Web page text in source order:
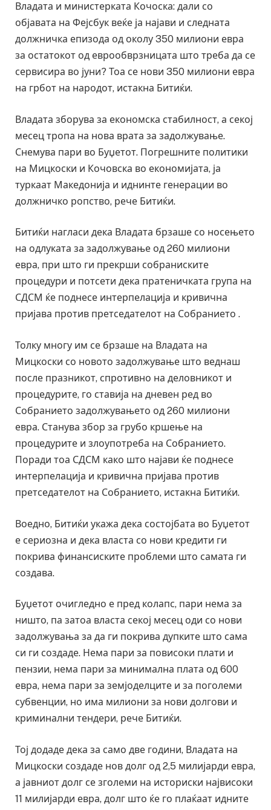
Владата и министерката Кочоска: дали со
објавата на Фејсбук веќе ја најави и следната
должничка епизода од околу 350 милиони евра
за остатокот од еврообврзницата што треба да се
сервисира во јуни? Тоа се нови 350 милиони евра
на грбот на народот, истакна Битиќи.
Владата зборува за економска стабилност, а секој
месец тропа на нова врата за задолжување.
Снемува пари во Буџетот. Погрешните политики
на Мицкоски и Кочовска во економијата, ја
туркаат Македонија и иднинте генерации во
должничко ропство, рече Битиќи.
Битиќи нагласи дека Владата брзаше со носењето
на одлуката за задолжување од 260 милиони
евра, при што ги прекрши собраниските
процедури и потсети дека пратеничката група на
СДСМ ќе поднесе интерпелација и кривична
пријава против претседателот на Собранието .
Толку многу им се брзаше на Владата на
Мицкоски со новото задолжување што веднаш
после празникот, спротивно на деловникот и
процедурите, го ставија на дневен ред во
Собранието задолжувањето од 260 милиони
евра. Станува збор за грубо кршење на
процедурите и злоупотреба на Собранието.
Поради тоа СДСМ како што најави ќе поднесе
интерпелација и кривична пријава против
претседателот на Собранието, истакна Битиќи.
Воедно, Битиќи укажа дека состојбата во Буџетот
е сериозна и дека власта со нови кредити ги
покрива финансиските проблеми што самата ги
создава.
Буџетот очигледно е пред колапс, пари нема за
ништо, па затоа власта секој месец оди со нови
задолжувања за да ги покрива дупките што сама
си ги создаде. Нема пари за повисоки плати и
пензии, нема пари за минимална плата од 600
евра, нема пари за земјоделците и за поголеми
субвенции, но има милиони за нови долгови и
криминални тендери, рече Битиќи.
Тој додаде дека за само две години, Владата на
Мицкоски создаде нов долг од 2,5 милијарди евра,
а јавниот долг се зголеми на историски највисоки
11 милијарди евра, долг што ќе го плаќаат идните